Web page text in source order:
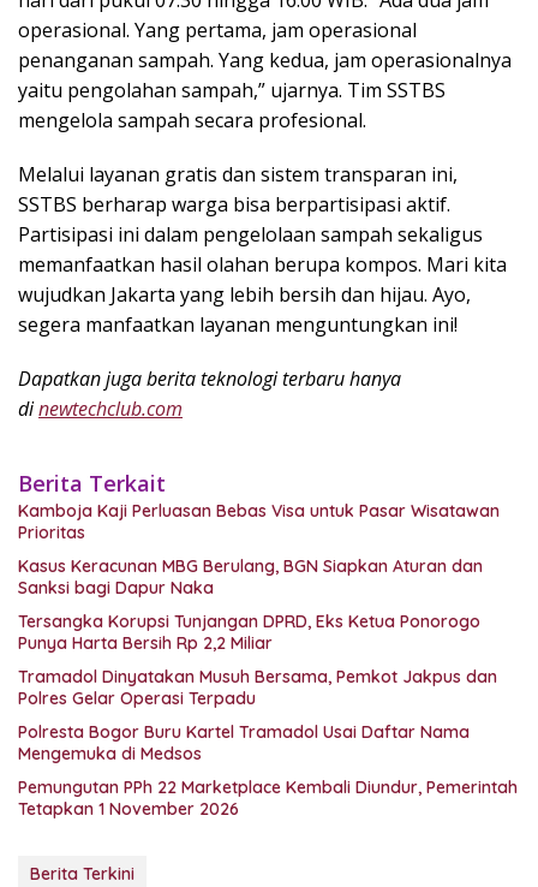
operasional. Yang pertama, jam operasional
penanganan sampah. Yang kedua, jam operasionalnya
yaitu pengolahan sampah,” ujarnya. Tim SSTBS
mengelola sampah secara profesional.
Melalui layanan gratis dan sistem transparan ini,
SSTBS berharap warga bisa berpartisipasi aktif.
Partisipasi ini dalam pengelolaan sampah sekaligus
memanfaatkan hasil olahan berupa kompos. Mari kita
wujudkan Jakarta yang lebih bersih dan hijau. Ayo,
segera manfaatkan layanan menguntungkan ini!
Dapatkan juga berita teknologi terbaru hanya
dinewtechclub.com
Berita Terkait
Kamboja Kaji Perluasan Bebas Visa untuk Pasar Wisatawan
Prioritas
Kasus Keracunan MBG Berulang, BGN Siapkan Aturan dan
Sanksi bagi Dapur Naka
Tersangka Korupsi Tunjangan DPRD, Eks Ketua Ponorogo
Punya Harta Bersih Rp 2,2 Miliar
Tramadol Dinyatakan Musuh Bersama, Pemkot Jakpus dan
Polres Gelar Operasi Terpadu
Polresta Bogor Buru Kartel Tramadol Usai Daftar Nama
Mengemuka di Medsos
Pemungutan PPh 22 Marketplace Kembali Diundur, Pemerintah
Tetapkan 1 November 2026
Berita Terkini